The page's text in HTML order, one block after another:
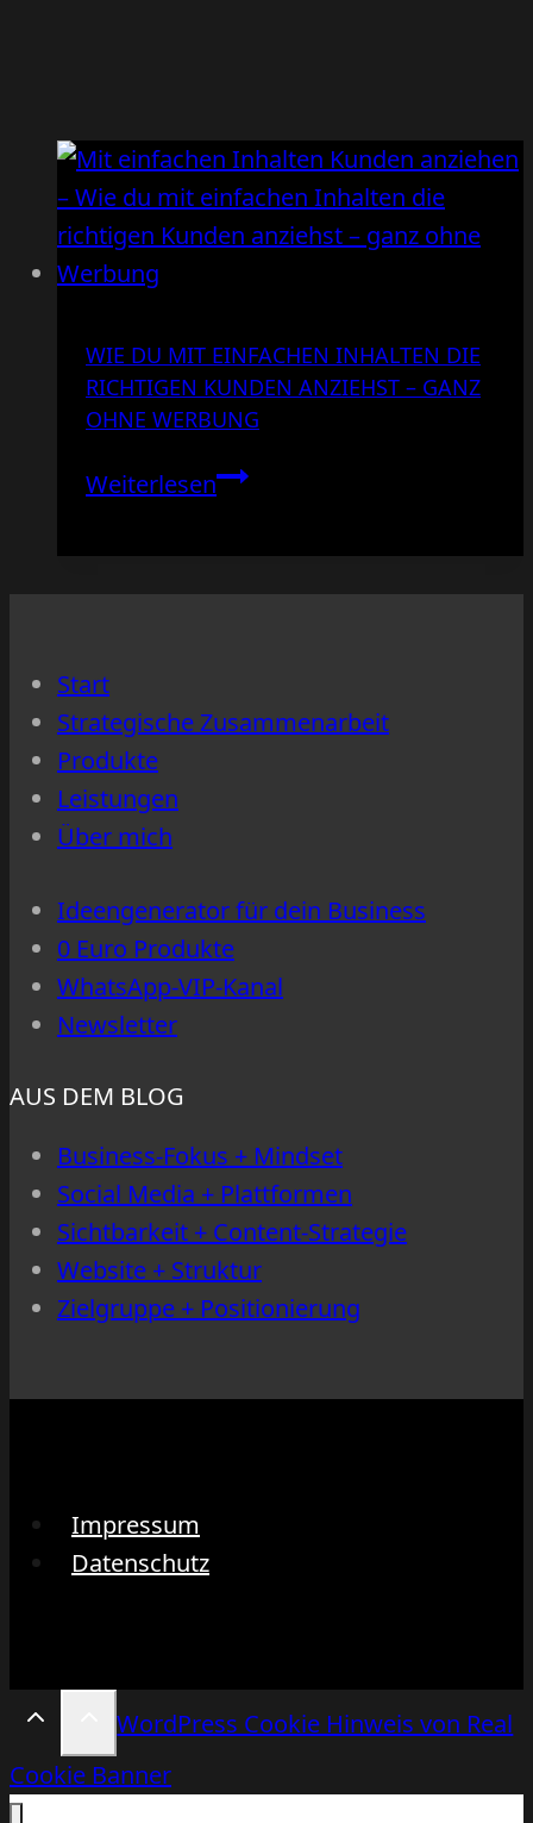
WIE DU MIT EINFACHEN INHALTEN DIE
RICHTIGEN KUNDEN ANZIEHST – GANZ
OHNE WERBUNG
WeiterlesenWie
mit
einfachen
Kunden
ohne
Werbung
Start
Strategische Zusammenarbeit
Produkte
Leistungen
Über mich
Ideengenerator für dein Business
0 Euro Produkte
WhatsApp-VIP-Kanal
Newsletter
AUS DEM BLOG
Business-Fokus + Mindset
Social Media + Plattformen
Sichtbarkeit + Content-Strategie
Website + Struktur
Zielgruppe + Positionierung
Impressum
Datenschutz
WordPress Cookie Hinweis von Real
Cookie Banner